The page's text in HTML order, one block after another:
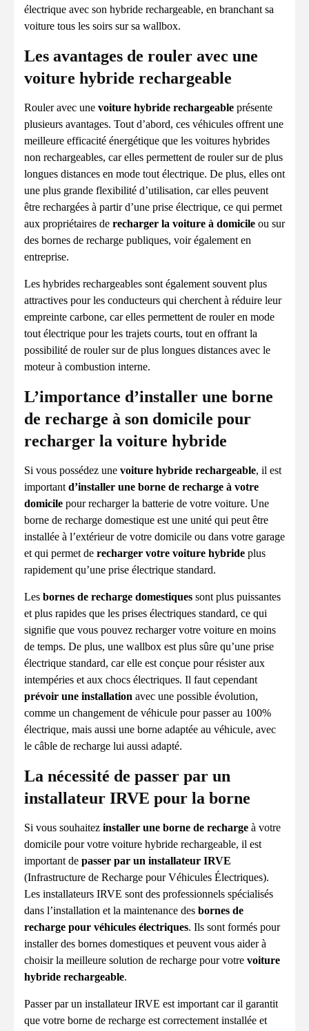
électrique avec son hybride rechargeable, en branchant sa
voiture tous les soirs sur sa wallbox.
Les avantages de rouler avec une
voiture hybride rechargeable
Rouler avec une voiture hybride rechargeable présente
plusieurs avantages. Tout d’abord, ces véhicules offrent une
meilleure efficacité énergétique que les voitures hybrides
non rechargeables, car elles permettent de rouler sur de plus
longues distances en mode tout électrique. De plus, elles ont
une plus grande flexibilité d’utilisation, car elles peuvent
être rechargées à partir d’une prise électrique, ce qui permet
aux propriétaires de recharger la voiture à domicile ou sur
des bornes de recharge publiques, voir également en
entreprise.
Les hybrides rechargeables sont également souvent plus
attractives pour les conducteurs qui cherchent à réduire leur
empreinte carbone, car elles permettent de rouler en mode
tout électrique pour les trajets courts, tout en offrant la
possibilité de rouler sur de plus longues distances avec le
moteur à combustion interne.
L’importance d’installer une borne
de recharge à son domicile pour
recharger la voiture hybride
Si vous possédez une voiture hybride rechargeable, il est
important d’installer une borne de recharge à votre
domicile pour recharger la batterie de votre voiture. Une
borne de recharge domestique est une unité qui peut être
installée à l’extérieur de votre domicile ou dans votre garage
et qui permet de recharger votre voiture hybride plus
rapidement qu’une prise électrique standard.
Les bornes de recharge domestiques sont plus puissantes
et plus rapides que les prises électriques standard, ce qui
signifie que vous pouvez recharger votre voiture en moins
de temps. De plus, une wallbox est plus sûre qu’une prise
électrique standard, car elle est conçue pour résister aux
intempéries et aux chocs électriques. Il faut cependant
prévoir une installation avec une possible évolution,
comme un changement de véhicule pour passer au 100%
électrique, mais aussi une borne adaptée au véhicule, avec
le câble de recharge lui aussi adapté.
La nécessité de passer par un
installateur IRVE pour la borne
Si vous souhaitez installer une borne de recharge à votre
domicile pour votre voiture hybride rechargeable, il est
important de passer par un installateur IRVE
(Infrastructure de Recharge pour Véhicules Électriques).
Les installateurs IRVE sont des professionnels spécialisés
dans l’installation et la maintenance des bornes de
recharge pour véhicules électriques. Ils sont formés pour
installer des bornes domestiques et peuvent vous aider à
choisir la meilleure solution de recharge pour votre voiture
hybride rechargeable.
Passer par un installateur IRVE est important car il garantit
que votre borne de recharge est correctement installée et